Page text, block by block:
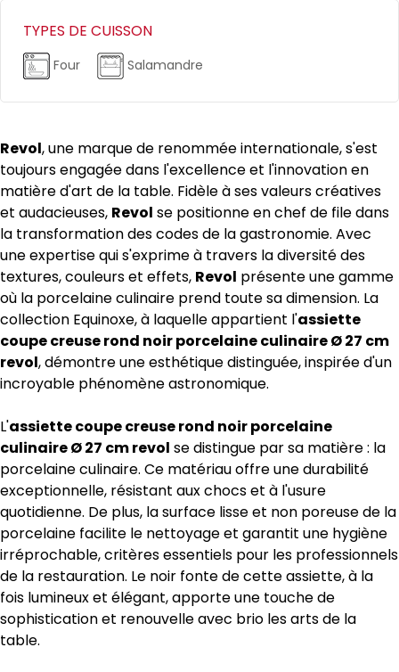
TYPES DE CUISSON
Four Salamandre
Revol, une marque de renommée internationale, s'est
toujours engagée dans l'excellence et l'innovation en
matière d'art de la table. Fidèle à ses valeurs créatives
et audacieuses, Revol se positionne en chef de file dans
la transformation des codes de la gastronomie. Avec
une expertise qui s'exprime à travers la diversité des
textures, couleurs et effets, Revol présente une gamme
où la porcelaine culinaire prend toute sa dimension. La
collection Equinoxe, à laquelle appartient l'assiette
coupe creuse rond noir porcelaine culinaire Ø 27 cm
revol, démontre une esthétique distinguée, inspirée d'un
incroyable phénomène astronomique.
L'assiette coupe creuse rond noir porcelaine
culinaire Ø 27 cm revol se distingue par sa matière : la
porcelaine culinaire. Ce matériau offre une durabilité
exceptionnelle, résistant aux chocs et à l'usure
quotidienne. De plus, la surface lisse et non poreuse de la
porcelaine facilite le nettoyage et garantit une hygiène
irréprochable, critères essentiels pour les professionnels
de la restauration. Le noir fonte de cette assiette, à la
fois lumineux et élégant, apporte une touche de
sophistication et renouvelle avec brio les arts de la
table.